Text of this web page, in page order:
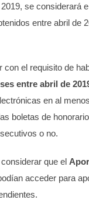
se considerará
entre abril de
el requisito de
entre abril de
en al
boletas de
o no.
que el
acceder para